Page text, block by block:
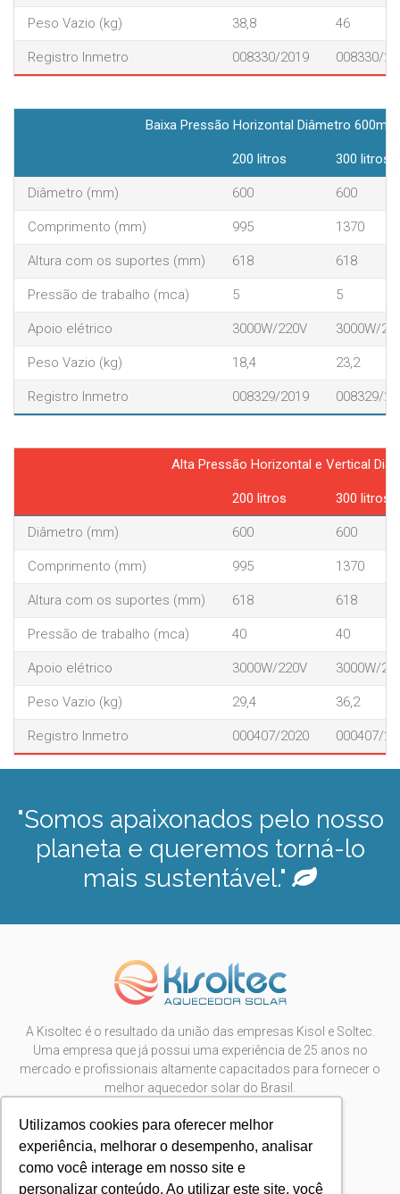
Utilizamos cookies para oferecer melhor
experiência, melhorar o desempenho, analisar
como você interage em nosso site e
personalizar conteúdo. Ao utilizar este site, você
Peso Vazio (kg) 38,8 46
Registro Inmetro 008330/2019 008330/
Baixa Pressão Horizontal Diâmetro
200 litros 300 litros
Diâmetro (mm) 600 600
Comprimento (mm) 995 1370
Altura com os suportes (mm) 618 618
Pressão de trabalho (mca) 5 5
Apoio elétrico 3000W/220V 3000W/
Peso Vazio (kg) 18,4 23,2
Registro Inmetro 008329/2019 008329/
Alta Pressão Horizontal e Vertical
200 litros 300 litros
Diâmetro (mm) 600 600
Comprimento (mm) 995 1370
Altura com os suportes (mm) 618 618
Pressão de trabalho (mca) 40 40
Apoio elétrico 3000W/220V 3000W/
Peso Vazio (kg) 29,4 36,2
Registro Inmetro 000407/2020 000407/
"Somos apaixonados pelo nosso
planeta e queremos torná-lo
mais sustentável."
A Kisoltec é o resultado da união das empresas Kisol e Soltec.
Uma empresa que já possui uma experiência de 25 anos no
mercado e profissionais altamente capacitados para fornecer o
melhor aquecedor solar do Brasil.
São Carlos/SP
+55 16.98195-0096
contato@kisoltec.com.br